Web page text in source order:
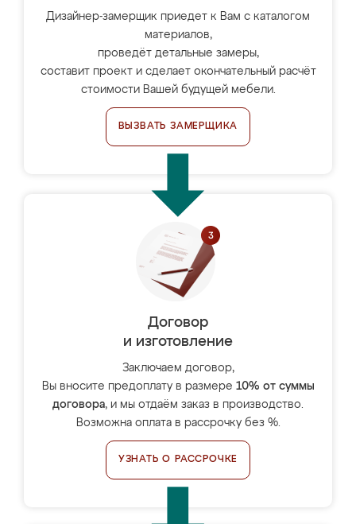
Дизайнер-замерщик приедет к Вам с каталогом
материалов,
проведёт детальные замеры,
составит проект и сделает окончательный расчёт
стоимости Вашей будущей мебели.
ВЫЗВАТЬ ЗАМЕРЩИКА
Договор
и изготовление
Заключаем договор,
Вы вносите предоплату в размере 10% от суммы
договора, и мы отдаём заказ в производство.
Возможна оплата в рассрочку без %.
УЗНАТЬ О РАССРОЧКЕ